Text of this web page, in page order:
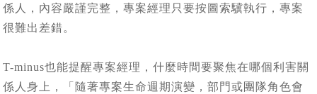
係人，內容嚴謹完整，專案經理只要按圖索驥執行，專案
很難出差錯。
T-minus也能提醒專案經理，什麼時間要聚焦在哪個利害關
係人身上，「隨著專案生命週期演變，部門或團隊角色會